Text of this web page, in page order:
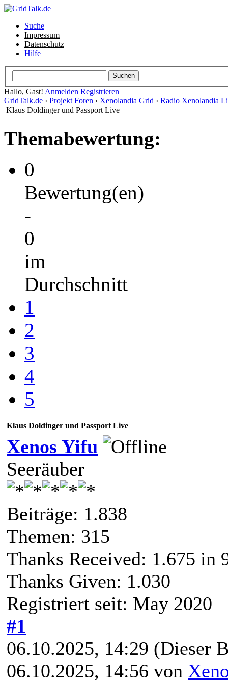
Suche
Impressum
Datenschutz
Hilfe
Hallo, Gast! Anmelden Registrieren
GridTalk.de › Projekt Foren › Xenolandia Grid › Radio Xenolandia
Klaus Doldinger und Passport Live
Themabewertung:
0
Bewertung(en)
-
0
im
Durchschnitt
1
2
3
4
5
Klaus Doldinger und Passport Live
Xenos Yifu
Seeräuber
Beiträge: 1.838
Themen: 315
Thanks Received: 1.675 in
Thanks Given: 1.030
Registriert seit: May 2020
#1
06.10.2025, 14:29 (Dieser
06.10.2025, 14:56 von